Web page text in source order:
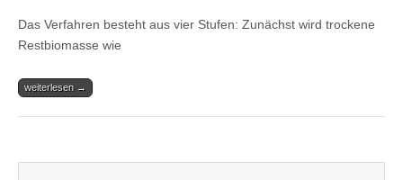
Das Verfahren besteht aus vier Stufen: Zunächst wird trockene
Restbiomasse wie
weiterlesen →